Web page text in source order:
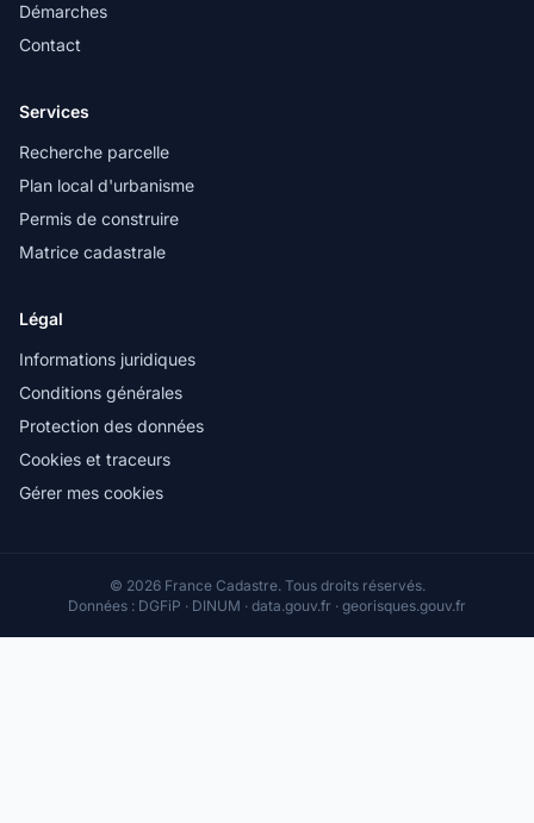
Démarches
Contact
Services
Recherche parcelle
Plan local d'urbanisme
Permis de construire
Matrice cadastrale
Légal
Informations juridiques
Conditions générales
Protection des données
Cookies et traceurs
Gérer mes cookies
© 2026 France Cadastre. Tous droits réservés.
Données : DGFiP · DINUM · data.gouv.fr · georisques.gouv.fr